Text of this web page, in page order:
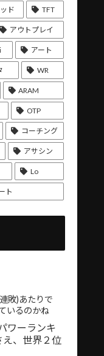
ド TFT
アウトプレイ
アート
WR
ARAM
OTP
コーチング
アサシン
Lo
ト
敗)あたりで
いるのかね
ワーランキ
え、世界２位